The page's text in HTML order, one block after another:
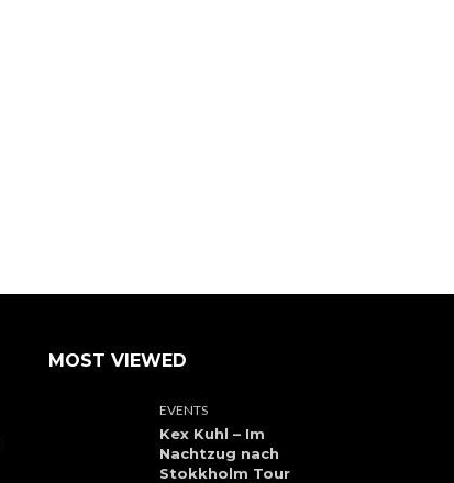
MOST VIEWED
EVENTS
Kex Kuhl – Im
Nachtzug nach
Stokkholm Tour